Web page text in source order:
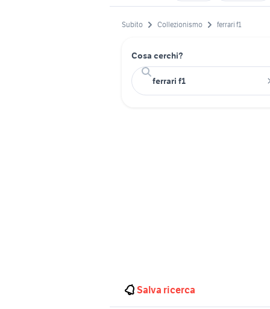
Subito Collezionismo ferrari f1
Cosa cerchi?
Salva ricerca